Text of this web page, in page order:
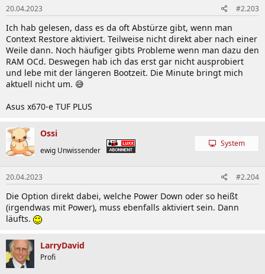
e
n
:
20.04.2023 #2.203
Ich hab gelesen, dass es da oft Abstürze gibt, wenn man
Context Restore aktiviert. Teilweise nicht direkt aber nach einer
Weile dann. Noch häufiger gibts Probleme wenn man dazu den
RAM OCd. Deswegen hab ich das erst gar nicht ausprobiert
und lebe mit der längeren Bootzeit. Die Minute bringt mich
aktuell nicht um. 😅
Asus x670-e TUF PLUS
Ossi
ewig Unwissender
System
20.04.2023 #2.204
Die Option direkt dabei, welche Power Down oder so heißt
(irgendwas mit Power), muss ebenfalls aktiviert sein. Dann
läufts.
LarryDavid
Profi